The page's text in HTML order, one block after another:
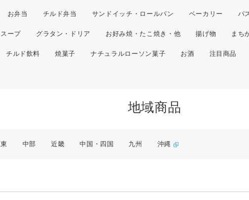
お弁当 チルド弁当 サンドイッチ・ロールパン ベーカリー パ
スープ グラタン・ドリア お好み焼・たこ焼き・他 揚げ物 まち
チルド飲料 焼菓子 ナチュラルローソン菓子 お酒 注目商品
地域商品
中部 近畿 中国・四国 九州 沖縄